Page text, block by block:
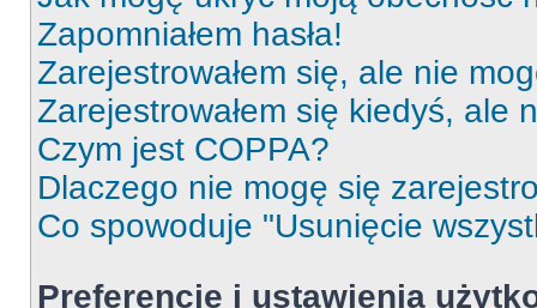
Zapomniałem hasła!
Zarejestrowałem się, ale nie
Zarejestrowałem się kiedyś, ale
Czym jest COPPA?
Dlaczego nie mogę się
Co spowoduje "Usunięcie
Preferencje i ustawienia